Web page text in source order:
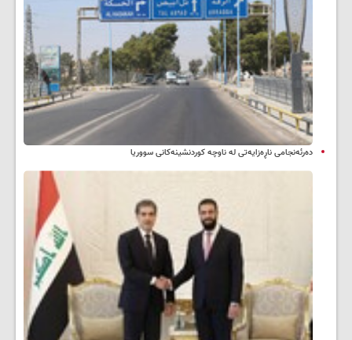
دەرئەنجامی ناڕەزایەتی لە ناوچە کوردنشینەکانی سووریا